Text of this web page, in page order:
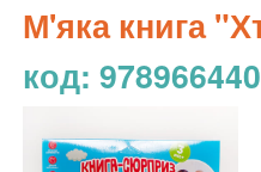
М'яка книга
код: